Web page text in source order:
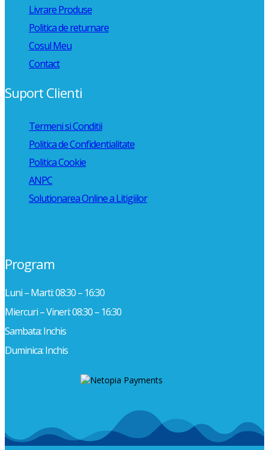
Livrare Produse
Politica de returnare
Cosul Meu
Contact
Suport Clienti
Termeni si Conditii
Politica de Confidentialitate
Politica Cookie
ANPC
Solutionarea Online a Litigiilor
Program
Luni – Marti: 08:30 – 16:30
Miercuri – Vineri: 08:30 – 16:30
Sambata: Inchis
Duminica: Inchis